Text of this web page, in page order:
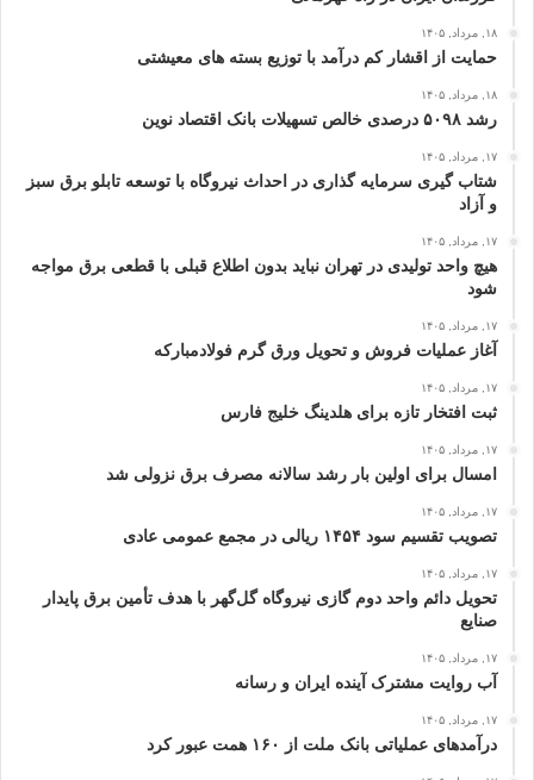
۱۸, مرداد, ۱۴۰۵
حمایت از اقشار کم‌ درآمد با توزیع بسته‌ های معیشتی
۱۸, مرداد, ۱۴۰۵
رشد ۵۰۹۸ درصدی خالص تسهیلات بانک اقتصاد نوین
۱۷, مرداد, ۱۴۰۵
شتاب گیری سرمایه گذاری در احداث نیروگاه با توسعه تابلو برق سبز
و آزاد
۱۷, مرداد, ۱۴۰۵
هیچ واحد تولیدی در تهران نباید بدون اطلاع قبلی با قطعی برق مواجه
شود
۱۷, مرداد, ۱۴۰۵
آغاز عملیات فروش و تحویل ورق گرم فولادمبارکه
۱۷, مرداد, ۱۴۰۵
ثبت افتخار تازه برای هلدینگ خلیج‌ فارس
۱۷, مرداد, ۱۴۰۵
امسال برای اولین بار رشد سالانه مصرف برق نزولی شد
۱۷, مرداد, ۱۴۰۵
تصویب تقسیم سود ۱۴۵۴ ریالی در مجمع عمومی عادی
۱۷, مرداد, ۱۴۰۵
تحویل دائم واحد دوم گازی نیروگاه گل‌گهر با هدف تأمین برق پایدار
صنایع
۱۷, مرداد, ۱۴۰۵
آب روایت مشترک آینده ایران و رسانه
۱۷, مرداد, ۱۴۰۵
درآمدهای عملیاتی بانک ملت از ۱۶۰ همت عبور كرد